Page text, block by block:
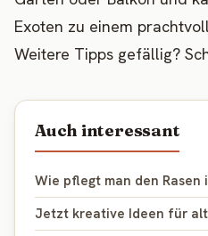
Exoten zu einem
Weitere Tipps gefällig?
Auch interessant
Wie pflegt man den
Jetzt kreative Ideen für